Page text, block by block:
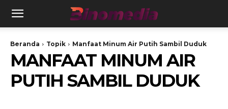
Beranda Topik Manfaat Minum Air Putih Sambil Duduk
MANFAAT MINUM AIR
PUTIH SAMBIL DUDUK